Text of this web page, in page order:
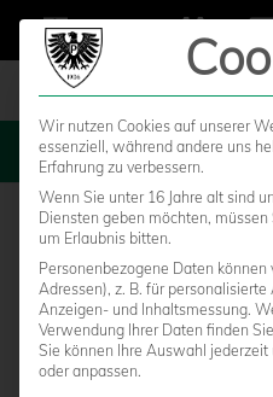
Wir nutzen Cookies auf unserer
essenziell, während andere uns
Erfahrung zu verbessern.
Wenn Sie unter 16 Jahre alt sind
Diensten geben möchten,
um Erlaubnis bitten.
Personenbezogene Daten
Adressen), z. B. für
Anzeigen- und Inhaltsmessung.
Verwendung Ihrer Daten finden
Sie können Ihre Auswahl jederzeit
oder anpassen.